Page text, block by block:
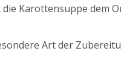
Karottensuppe dem
Art der